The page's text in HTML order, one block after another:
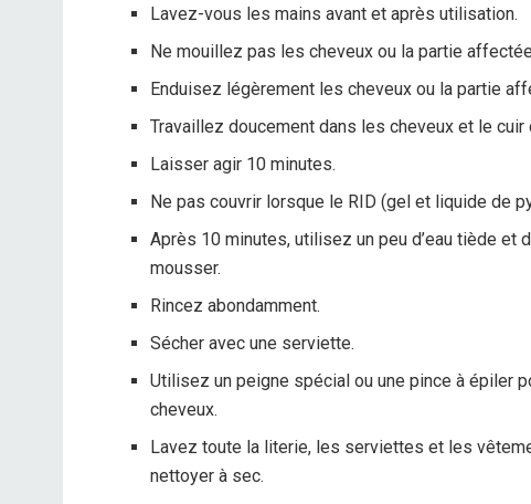
Lavez-vous les mains avant et après utilisation.
Ne mouillez pas les cheveux ou la partie
Enduisez légèrement les cheveux ou la partie
Travaillez doucement dans les cheveux et le
Laisser agir 10 minutes.
Ne pas couvrir lorsque le RID (gel et liquide de
Après 10 minutes, utilisez un peu d’eau tiède
mousser.
Rincez abondamment.
Sécher avec une serviette.
Utilisez un peigne spécial ou une pince à
cheveux.
Lavez toute la literie, les serviettes et les
nettoyer à sec.